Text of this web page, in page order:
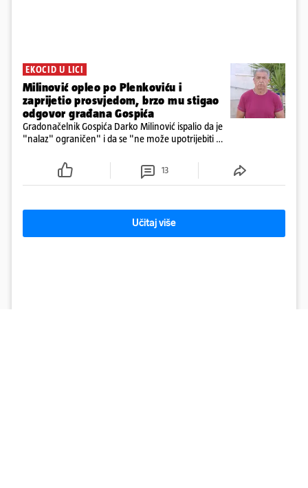
EKOCID U LICI
Milinović opleo po Plenkoviću i
zaprijetio prosvjedom, brzo mu stigao
odgovor građana Gospića
Gradonačelnik Gospića Darko Milinović ispalio da je
"nalaz" ograničen" i da se "ne može upotrijebiti za
ga je naručio Uskok i da je dio spisa
13
Učitaj više